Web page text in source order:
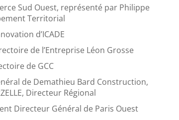
Sud Ouest, représenté par Philippe
Territorial
d’ICADE
de l’Entreprise Léon Grosse
de GCC
de Demathieu Bard Construction,
Directeur Régional
Directeur Général de Paris Ouest